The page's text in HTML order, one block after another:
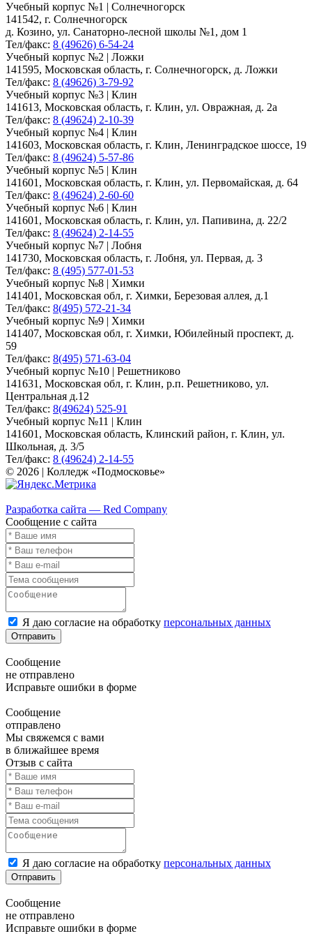
Учебный корпус №1 | Солнечногорск
141542, г. Солнечногорск
д. Козино, ул. Санаторно-лесной школы №1, дом 1
Тел/факс: 8 (49626) 6-54-24
Учебный корпус №2 | Ложки
141595, Московская область, г. Солнечногорск, д. Ложки
Тел/факс: 8 (49626) 3-79-92
Учебный корпус №3 | Клин
141613, Московская область, г. Клин, ул. Овражная, д. 2а
Тел/факс: 8 (49624) 2-10-39
Учебный корпус №4 | Клин
141603, Московская область, г. Клин, Ленинградское шоссе, 19
Тел/факс: 8 (49624) 5-57-86
Учебный корпус №5 | Клин
141601, Московская область, г. Клин, ул. Первомайская, д. 64
Тел/факс: 8 (49624) 2-60-60
Учебный корпус №6 | Клин
141601, Московская область, г. Клин, ул. Папивина, д. 22/2
Тел/факс: 8 (49624) 2-14-55
Учебный корпус №7 | Лобня
141730, Московская область, г. Лобня, ул. Первая, д. 3
Тел/факс: 8 (495) 577-01-53
Учебный корпус №8 | Химки
141401, Московская обл, г. Химки, Березовая аллея, д.1
Тел/факс: 8(495) 572-21-34
Учебный корпус №9 | Химки
141407, Московская обл, г. Химки, Юбилейный проспект, д.
59
Тел/факс: 8(495) 571-63-04
Учебный корпус №10 | Решетниково
141631, Московская обл, г. Клин, р.п. Решетниково, ул.
Центральная д.12
Тел/факс: 8(49624) 525-91
Учебный корпус №11 | Клин
141601, Московская область, Клинский район, г. Клин, ул.
Школьная, д. 3/5
Тел/факс: 8 (49624) 2-14-55
© 2026 | Колледж «Подмосковье»
Разработка сайта — Red Company
Сообщение с сайта
Я даю согласие на обработку персональных данных
Отправить
Сообщение
не отправлено
Исправьте ошибки в форме
Сообщение
отправлено
Мы свяжемся с вами
в ближайшее время
Отзыв с сайта
Я даю согласие на обработку персональных данных
Отправить
Сообщение
не отправлено
Исправьте ошибки в форме